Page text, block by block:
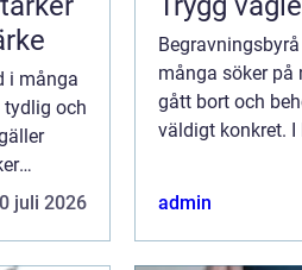
i många
tydlig och
rätt ...
juli 2026
många söker på
gått bort och
väldigt konkret.
admin